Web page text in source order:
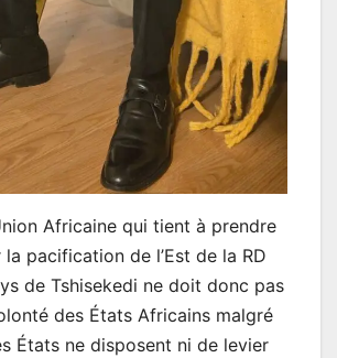
Africaine qui tient à prendre
pacification de l’Est de la RD
de Tshisekedi ne doit donc pas
des États Africains malgré
États ne disposent ni de levier